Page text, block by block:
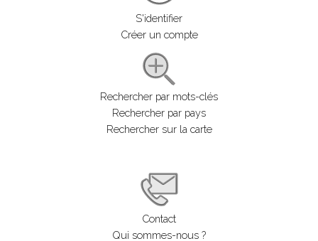
S'identifier
Créer un compte
Rechercher par mots-clés
Rechercher par pays
Rechercher sur la carte
Contact
Qui sommes-nous ?